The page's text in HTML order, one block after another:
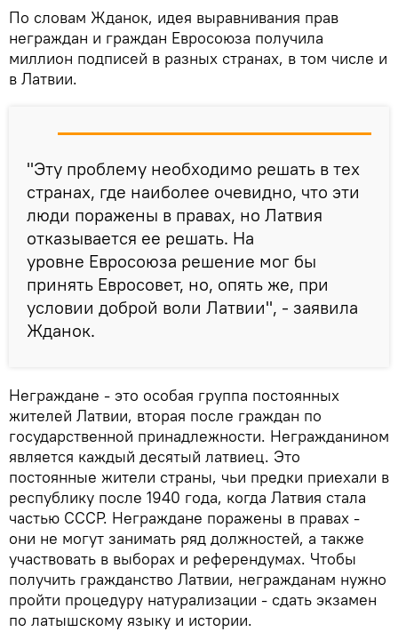
По словам Жданок, идея выравнивания прав
неграждан и граждан Евросоюза получила
миллион подписей в разных странах, в том числе и
в Латвии.
"Эту проблему необходимо решать в тех
странах, где наиболее очевидно, что эти
люди поражены в правах, но Латвия
отказывается ее решать. На
уровне Евросоюза решение мог бы
принять Евросовет, но, опять же, при
условии доброй воли Латвии", - заявила
Жданок.
Неграждане - это особая группа постоянных
жителей Латвии, вторая после граждан по
государственной принадлежности. Негражданином
является каждый десятый латвиец. Это
постоянные жители страны, чьи предки приехали в
республику после 1940 года, когда Латвия стала
частью СССР. Неграждане поражены в правах -
они не могут занимать ряд должностей, а также
участвовать в выборах и референдумах. Чтобы
получить гражданство Латвии, негражданам нужно
пройти процедуру натурализации - сдать экзамен
по латышскому языку и истории.